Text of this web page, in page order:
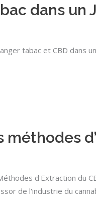
dans un
tabac et CBD dans
d'Extraction du
de l'industrie du